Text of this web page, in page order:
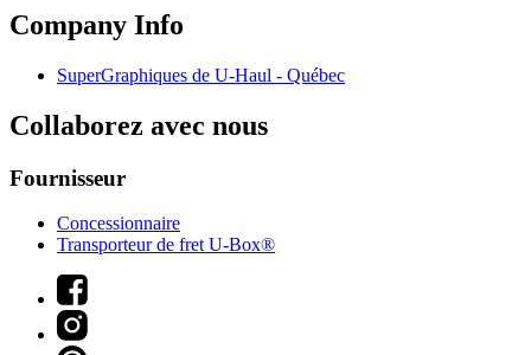
Company Info
SuperGraphiques de U-Haul - Québec
Collaborez avec nous
Fournisseur
Concessionnaire
Transporteur de fret U-Box®